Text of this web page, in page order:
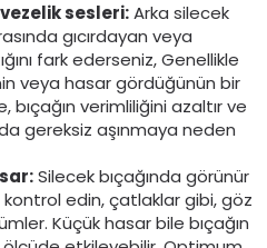
sesleri:Arka silecek
gıcırdayan veya
fark ederseniz, Genellikle
veya hasar gördüğünün bir
bıçağın verimliliğini azaltır ve
gereksiz aşınmaya neden
Silecek bıçağında görünür
kontrol edin, çatlaklar gibi, göz
Küçük hasar bile bıçağın